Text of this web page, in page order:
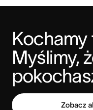
Myślimy,
Zobacz